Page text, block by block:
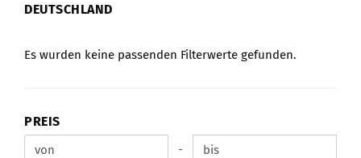
DEUTSCHLAND
DEUTSCHLAND
Es wurden keine passenden Filterwerte gefunden.
PREIS
PREIS
Preis bis -